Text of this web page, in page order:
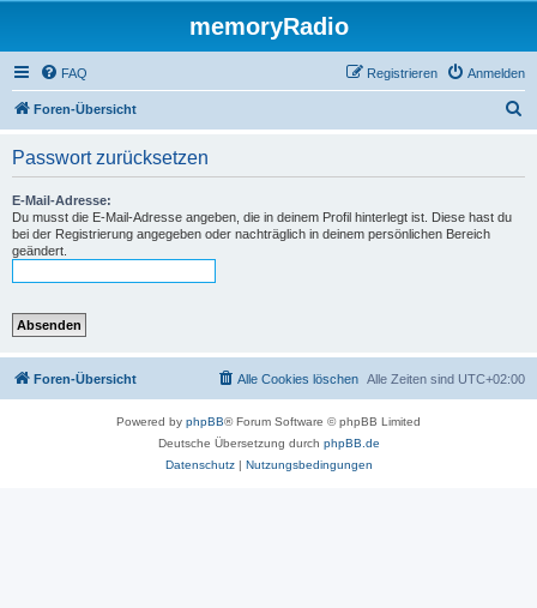
memoryRadio
FAQ Anmelden
Registrieren
Foren-Übersicht
Passwort zurücksetzen
E-Mail-Adresse:
Du musst die E-Mail-Adresse angeben, die in deinem Profil hinterlegt ist. Diese hast du
bei der Registrierung angegeben oder nachträglich in deinem persönlichen Bereich
geändert.
Foren-Übersicht Alle Zeiten sind UTC+02:00
Alle Cookies löschen
Powered by phpBB® Forum Software © phpBB Limited
Deutsche Übersetzung durch phpBB.de
Datenschutz| Nutzungsbedingungen